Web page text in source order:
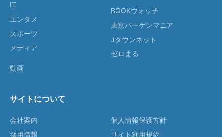
IT
エンタメ
スポーツ
メディア
動画
BOOKウォッチ
東京バーゲンマニア
Jタウンネット
ゼロまる
サイトについて
会社案内
採用情報
個人情報保護方針
サイト利用規約